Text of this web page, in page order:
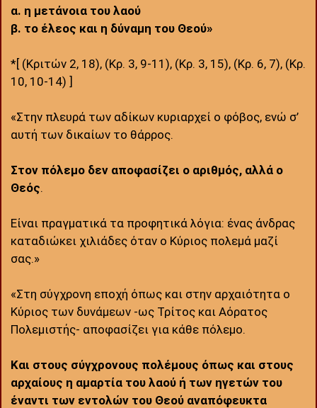
α. η μετάνοια του λαού
β. το έλεος και η δύναμη του Θεού»
*[ (Κριτών 2, 18), (Κρ. 3, 9-11), (Κρ. 3, 15), (Κρ. 6, 7), (Κρ.
10, 10-14) ]
«Στην πλευρά των αδίκων κυριαρχεί ο φόβος, ενώ σ’
αυτή των δικαίων το θάρρος.
Στον πόλεμο δεν αποφασίζει ο αριθμός, αλλά ο
Θεός.
Είναι πραγματικά τα προφητικά λόγια: ένας άνδρας
καταδιώκει χιλιάδες όταν ο Κύριος πολεμά μαζί
σας.»
«Στη σύγχρονη εποχή όπως και στην αρχαιότητα ο
Κύριος των δυνάμεων -ως Τρίτος και Αόρατος
Πολεμιστής- αποφασίζει για κάθε πόλεμο.
Και στους σύγχρονους πολέμους όπως και στους
αρχαίους η αμαρτία του λαού ή των ηγετών του
έναντι των εντολών του Θεού αναπόφευκτα